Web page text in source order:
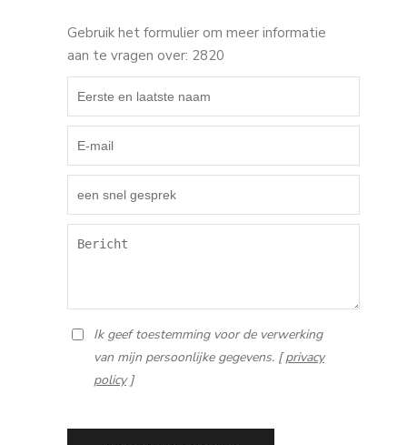
Gebruik het formulier om meer informatie
aan te vragen over: 2820
Ik geef toestemming voor de verwerking
van mijn persoonlijke gegevens. [privacy
policy]